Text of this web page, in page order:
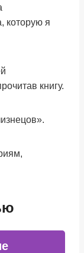
которую я
книгу.